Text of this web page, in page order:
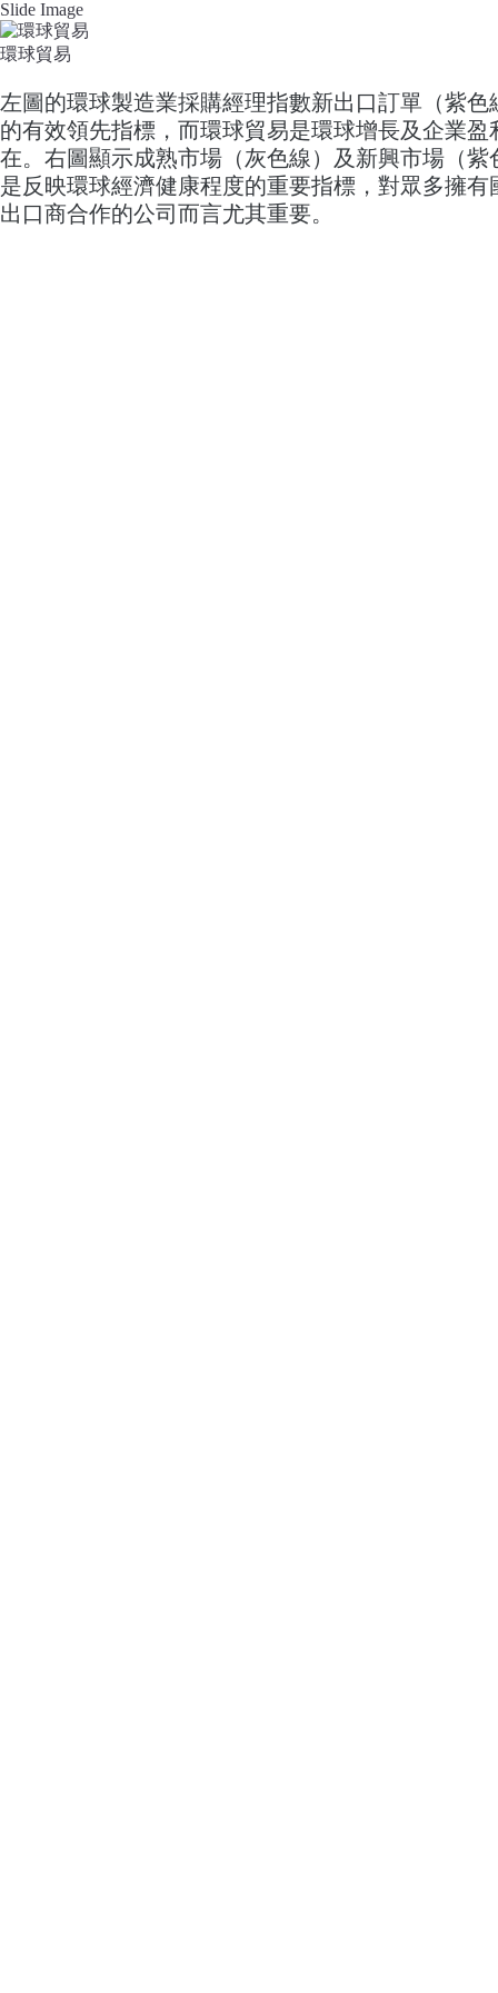
Slide Image
環球貿易
左圖的環球製造業採購經理指數新出口訂單（紫
的有效領先指標，而環球貿易是環球增長及企業
在。右圖顯示成熟市場（灰色線）及新興市場（
是反映環球經濟健康程度的重要指標，對眾多擁
出口商合作的公司而言尤其重要。